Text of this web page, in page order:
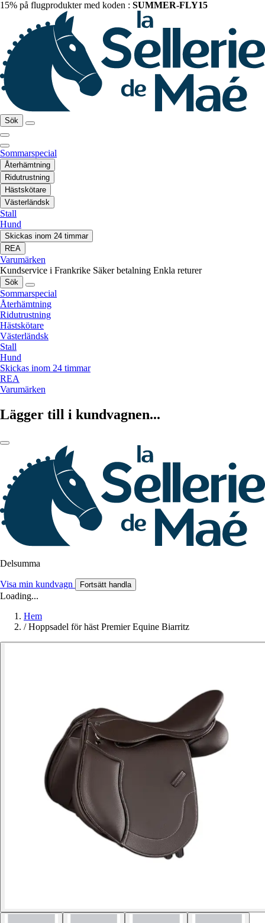
15% på flugprodukter med koden : SUMMER-FLY15
Sök
Sommarspecial
Återhämtning
Ridutrustning
Hästskötare
Västerländsk
Stall
Hund
Skickas inom 24 timmar
REA
Varumärken
Kundservice i Frankrike Säker betalning Enkla returer
Sök
Sommarspecial
Återhämtning
Ridutrustning
Hästskötare
Västerländsk
Stall
Hund
Skickas inom 24 timmar
REA
Varumärken
Lägger till i kundvagnen...
Delsumma
Visa min kundvagn Fortsätt handla
Loading...
Hem
/ Hoppsadel för häst Premier Equine Biarritz